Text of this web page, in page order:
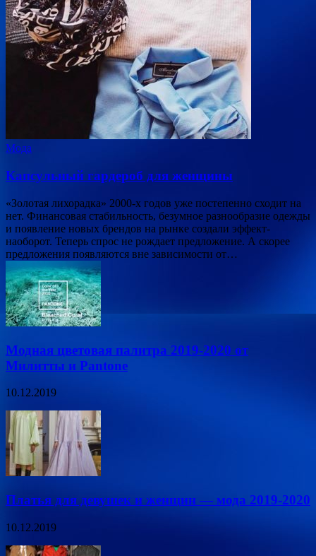
Мода
Капсульный гардероб для женщины
«Золотая лихорадка» 2000-х годов уже постепенно сходит на
нет. Финансовая стабильность, безумное разнообразие одежды
и появление новых брендов на рынке создали эффект-
наоборот. Теперь спрос не рождает предложение. А скорее
предложения появляются вне зависимости от…
Модная цветовая палитра 2019-2020 от
Милитты и Pantone
10.12.2019
Платья для девушек и женщин — мода 2019-2020
10.12.2019